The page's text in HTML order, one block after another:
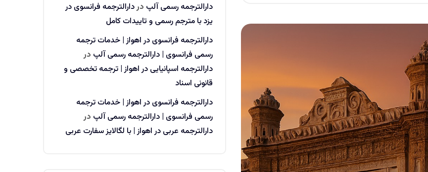
دارالترجمه رسمی آلپ دردارالترجمه فرانسوی در
یزد با مترجم رسمی و تاییدات کامل
دارالترجمه فرانسوی در اهواز | خدمات ترجمه
رسمی فرانسوی | دارالترجمه رسمی آلپ در
دارالترجمه اسپانیایی در اهواز | ترجمه تخصصی و
قانونی اسناد
دارالترجمه فرانسوی در اهواز | خدمات ترجمه
رسمی فرانسوی | دارالترجمه رسمی آلپ در
دارالترجمه عربی در اهواز | با لگالایز سفارت عربی